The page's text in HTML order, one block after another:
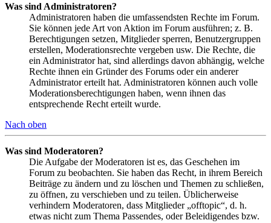
Was sind Administratoren?
Administratoren haben die umfassendsten Rechte im Forum.
Sie können jede Art von Aktion im Forum ausführen; z. B.
Berechtigungen setzen, Mitglieder sperren, Benutzergruppen
erstellen, Moderationsrechte vergeben usw. Die Rechte, die
ein Administrator hat, sind allerdings davon abhängig, welche
Rechte ihnen ein Gründer des Forums oder ein anderer
Administrator erteilt hat. Administratoren können auch volle
Moderationsberechtigungen haben, wenn ihnen das
entsprechende Recht erteilt wurde.
Nach oben
Was sind Moderatoren?
Die Aufgabe der Moderatoren ist es, das Geschehen im
Forum zu beobachten. Sie haben das Recht, in ihrem Bereich
Beiträge zu ändern und zu löschen und Themen zu schließen,
zu öffnen, zu verschieben und zu teilen. Üblicherweise
verhindern Moderatoren, dass Mitglieder „offtopic“, d. h.
etwas nicht zum Thema Passendes, oder Beleidigendes bzw.